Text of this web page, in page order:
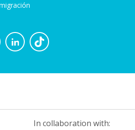
In collaboration with: